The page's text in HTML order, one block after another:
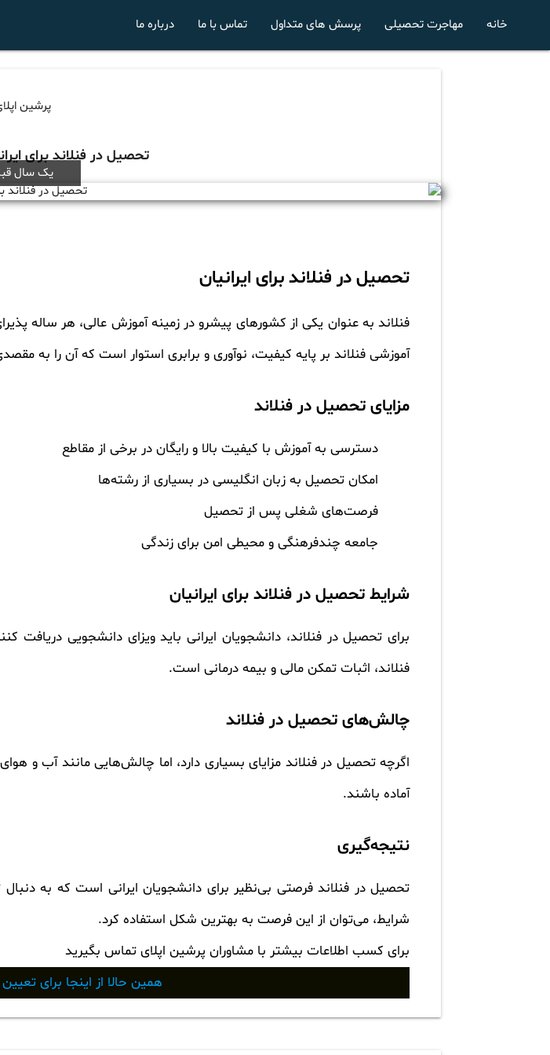
خانه مهاجرت تحصیلی پرسش های متداول تماس با ما درباره ما
پرشین
تحصیل در فنلاند برای
یک سال
تحصیل در فنلاند برای ایرانیان
فنلاند به عنوان یکی از کشورهای پیشرو در زمینه آموزش عالی، هر ساله
آموزشی فنلاند بر پایه کیفیت، نوآوری و برابری استوار است که آن را به
مزایای تحصیل در فنلاند
دسترسی به آموزش با کیفیت بالا و رایگان در برخی از مقاطع
امکان تحصیل به زبان انگلیسی در بسیاری از رشته‌ها
فرصت‌های شغلی پس از تحصیل
جامعه چندفرهنگی و محیطی امن برای زندگی
شرایط تحصیل در فنلاند برای ایرانیان
برای تحصیل در فنلاند، دانشجویان ایرانی باید ویزای دانشجویی دریافت
فنلاند، اثبات تمکن مالی و بیمه درمانی است.
چالش‌های تحصیل در فنلاند
اگرچه تحصیل در فنلاند مزایای بسیاری دارد، اما چالش‌هایی مانند آب و
آماده باشند.
نتیجه‌گیری
تحصیل در فنلاند فرصتی بی‌نظیر برای دانشجویان ایرانی است که به
شرایط، می‌توان از این فرصت به بهترین شکل استفاده کرد.
برای کسب اطلاعات بیشتر با مشاوران پرشین اپلای تماس بگیرید
همین حالا از اینجا برای